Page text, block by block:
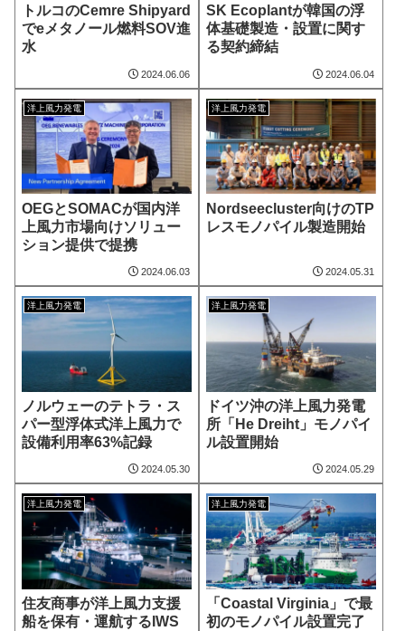
トルコのCemre Shipyard
でeメタノール燃料SOV進
水
2024.06.06
SK Ecoplantが韓国の浮
体基礎製造・設置に関す
る契約締結
2024.06.04
洋上風力発電
OEGとSOMACが国内洋
上風力市場向けソリュー
ション提供で提携
2024.06.03
洋上風力発電
Nordseecluster向けのTP
レスモノパイル製造開始
2024.05.31
洋上風力発電
ノルウェーのテトラ・ス
パー型浮体式洋上風力で
設備利用率63%記録
2024.05.30
洋上風力発電
ドイツ沖の洋上風力発電
所「He Dreiht」モノパイ
ル設置開始
2024.05.29
洋上風力発電
住友商事が洋上風力支援
船を保有・運航するIWS
洋上風力発電
「Coastal Virginia」で最
初のモノパイル設置完了